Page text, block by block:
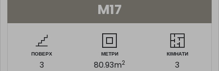
M17
ПОВЕРХ
3
МЕТРИ
80.93m2
КІМНАТИ
3